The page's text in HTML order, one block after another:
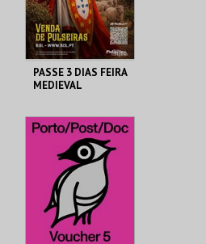
COMPRAR
PASSE 3 DIAS FEIRA
MEDIEVAL
AQUISIÇÃO
MAIS INFO
COMPRAR